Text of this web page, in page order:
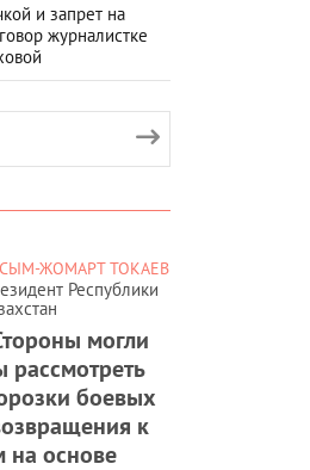
и запрет на
журналистке
ЖОМАРТ ТОКАЕВ
Республики
могли
рассмотреть
боевых
к
на основе